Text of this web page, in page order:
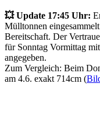
💥 Update 17:45 Uhr:
Mülltonnen
Bereitschaft. Der
für Sonntag Vormittag
angegeben.
Zum Vergleich: Beim
am 4.6. exakt 714cm (